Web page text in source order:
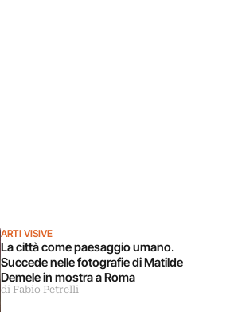
ARTI VISIVE
La città come paesaggio umano.
Succede nelle fotografie di Matilde
Demele in mostra a Roma
di Fabio Petrelli